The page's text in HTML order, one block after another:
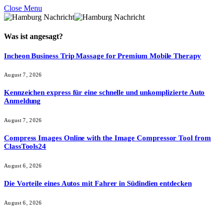
Close Menu
Was ist angesagt?
Incheon Business Trip Massage for Premium Mobile Therapy
August 7, 2026
Kennzeichen express für eine schnelle und unkomplizierte Auto
Anmeldung
August 7, 2026
Compress Images Online with the Image Compressor Tool from
ClassTools24
August 6, 2026
Die Vorteile eines Autos mit Fahrer in Südindien entdecken
August 6, 2026